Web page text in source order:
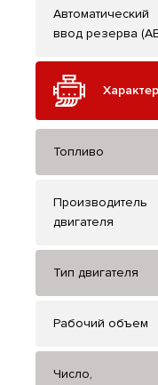
Автоматический
ввод резерва
Топливо
Производитель
двигателя
Тип двигателя
Рабочий объем
Число,